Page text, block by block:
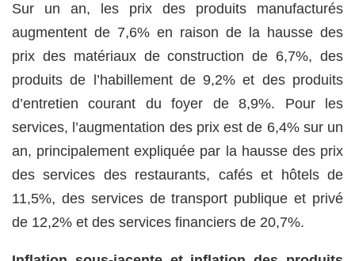
Sur un an, les prix des produits manufacturés
augmentent de 7,6% en raison de la hausse des
prix des matériaux de construction de 6,7%, des
produits de l’habillement de 9,2% et des produits
d’entretien courant du foyer de 8,9%. Pour les
services, l’augmentation des prix est de 6,4% sur un
an, principalement expliquée par la hausse des prix
des services des restaurants, cafés et hôtels de
11,5%, des services de transport publique et privé
de 12,2% et des services financiers de 20,7%.